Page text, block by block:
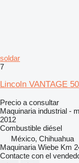
soldar
7
Lincoln VANTAGE
Precio a consultar
Maquinaria industrial -
2012
Combustible diésel
México, Chihuahua
Maquinaria Wiebe Km
Contacte con el